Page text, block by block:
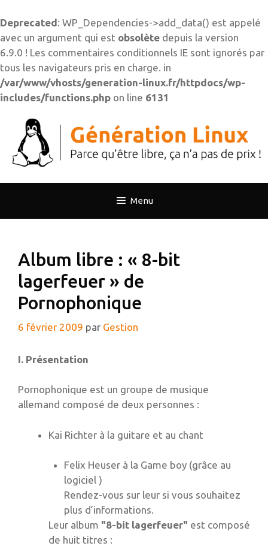
Deprecated: WP_Dependencies->add_data() est appelé
avec un argument qui est obsolète depuis la version
6.9.0 ! Les commentaires conditionnels IE sont ignorés par
tous les navigateurs pris en charge. in
/var/www/vhosts/generation-linux.fr/httpdocs/wp-
includes/functions.php on line 6131
contenu
Menu
Album libre : « 8-bit
lagerfeuer » de
Pornophonique
6 février 2009 par Gestion
I. Présentation
Pornophonique est un groupe de musique
allemand composé de deux personnes :
Kai Richter à la guitare et au chant
Felix Heuser à la Game boy (grâce au
logiciel )
Rendez-vous sur leur si vous souhaitez
plus d’informations.
Leur album "8-bit lagerfeuer" est composé
de huit titres :